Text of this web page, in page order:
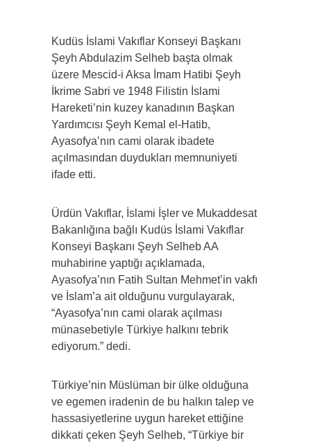
Kudüs İslami Vakıflar Konseyi Başkanı
Şeyh Abdulazim Selheb başta olmak
üzere Mescid-i Aksa İmam Hatibi Şeyh
İkrime Sabri ve 1948 Filistin İslami
Hareketi’nin kuzey kanadının Başkan
Yardımcısı Şeyh Kemal el-Hatib,
Ayasofya’nın cami olarak ibadete
açılmasından duydukları memnuniyeti
ifade etti.
Ürdün Vakıflar, İslami İşler ve Mukaddesat
Bakanlığına bağlı Kudüs İslami Vakıflar
Konseyi Başkanı Şeyh Selheb AA
muhabirine yaptığı açıklamada,
Ayasofya’nın Fatih Sultan Mehmet’in vakfı
ve İslam’a ait olduğunu vurgulayarak,
“Ayasofya’nın cami olarak açılması
münasebetiyle Türkiye halkını tebrik
ediyorum.” dedi.
Türkiye’nin Müslüman bir ülke olduğuna
ve egemen iradenin de bu halkın talep ve
hassasiyetlerine uygun hareket ettiğine
dikkati çeken Şeyh Selheb, “Türkiye bir